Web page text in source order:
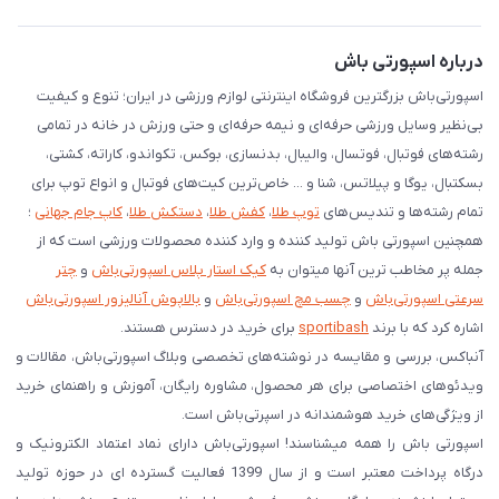
درباره اسپورتی باش
اسپورتی‌باش بزرگترین فروشگاه اینترنتی لوازم ورزشی در ایران؛ تنوع و کیفیت
بی‌نظیر وسایل ورزشی حرفه‌ای و نیمه حرفه‌ای و حتی ورزش در خانه در تمامی
رشته‌های فوتبال، فوتسال، والیبال، بدنسازی، بوکس، تکواندو، کاراته، کشتی،
بسکتبال، یوگا و پیلاتس، شنا و ... خاص‌ترین کیت‌های فوتبال و انواع توپ برای
تمام رشته‌ها و تندیس‌های توپ طلا، کفش طلا، دستکش طلا، کاپ جام جهانی ؛
همچنین اسپورتی باش تولید کننده و وارد کننده محصولات ورزشی است که از
جمله پر مخاطب ترین آنها میتوان به کیک استار پلاس اسپورتی‌باش و چتر
سرعتی اسپورتی‌باش و چسب مچ اسپورتی‌باش و بالاپوش آنالیزور اسپورتی‌باش
اشاره کرد که با برند sportibash برای خرید در دسترس هستند.
آنباکس، بررسی‌ و مقایسه در نوشته‌های تخصصی وبلاگ اسپورتی‌باش، مقالات و
ویدئوهای اختصاصی برای هر محصول، مشاوره رایگان، آموزش و راهنمای خرید
از ویژگی‌های خرید هوشمندانه در اسپرتی‌باش است.
اسپورتی‌ باش را همه میشناسند! اسپورتی‌باش دارای نماد اعتماد الکترونیک و
درگاه پرداخت معتبر است و از سال 1399 فعالیت گسترده ای در حوزه تولید